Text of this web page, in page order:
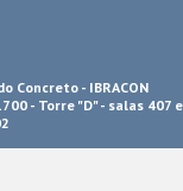
Concreto - IBRACON
- Torre "D" - salas 407